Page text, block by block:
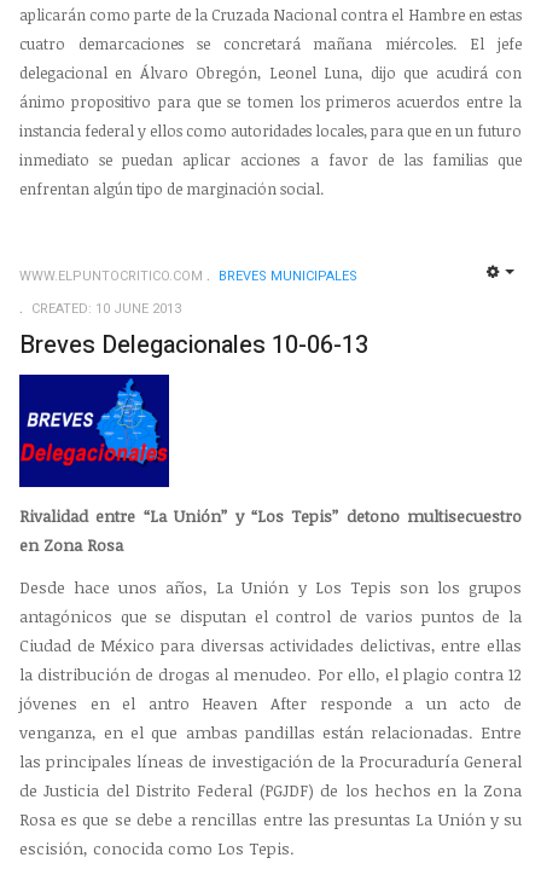
aplicarán como parte de la Cruzada Nacional contra el Hambre en estas
cuatro demarcaciones se concretará mañana miércoles. El jefe
delegacional en Álvaro Obregón, Leonel Luna, dijo que acudirá con
ánimo propositivo para que se tomen los primeros acuerdos entre la
instancia federal y ellos como autoridades locales, para que en un futuro
inmediato se puedan aplicar acciones a favor de las familias que
enfrentan algún tipo de marginación social.
WWW.ELPUNTOCRITICO.COM
BREVES MUNICIPALES
CREATED: 10 JUNE 2013
Breves Delegacionales 10-06-13
Rivalidad entre “La Unión” y “Los Tepis” detono multisecuestro
en Zona Rosa
Desde hace unos años, La Unión y Los Tepis son los grupos
antagónicos que se disputan el control de varios puntos de la
Ciudad de México para diversas actividades delictivas, entre ellas
la distribución de drogas al menudeo. Por ello, el plagio contra 12
jóvenes en el antro Heaven After responde a un acto de
venganza, en el que ambas pandillas están relacionadas. Entre
las principales líneas de investigación de la Procuraduría General
de Justicia del Distrito Federal (PGJDF) de los hechos en la Zona
Rosa es que se debe a rencillas entre las presuntas La Unión y su
escisión, conocida como Los Tepis.